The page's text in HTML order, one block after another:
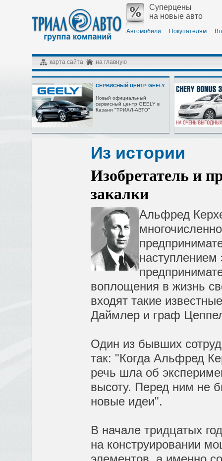
Суперцены
на новые авто
Автомобили Покупателям
карта сайта на главную
СЕРВИСНЫЙ ЦЕНТР GEELY
Новый официальный
сервисный центр GEELY в
Казани "ТРИАЛ-АВТО"
Из истории
Изобретатель и
закалки
Альфред
наступлением
воплощения в жизнь
входят такие
Даймлер и граф
Один из бывших
так: "Когда Альфред
речь шла об
высоту. Перед ним не
новые идеи".
В начале тридцатых
на конструировании